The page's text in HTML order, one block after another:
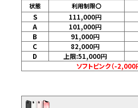
状態 利用制限〇
S 111,000円
A
101,000円
B
91,000円
C
82,000円
D
上限:51,000円
ソフトピンク（-2,000